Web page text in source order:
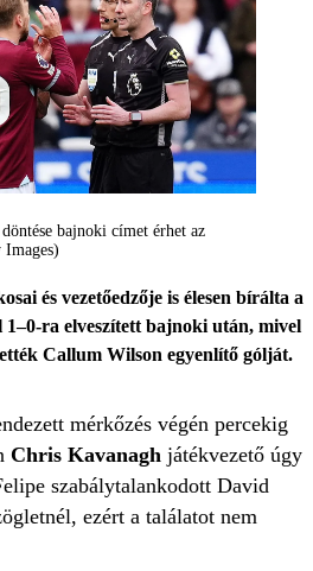
bajnoki címet érhet az
és vezetőedzője is élesen bírálta a
1–0-ra elveszített bajnoki után, mivel
Callum Wilson egyenlítő gólját.
mérkőzés végén percekig
Chris Kavanagh játékvezető úgy
szabálytalankodott David
ezért a találatot nem